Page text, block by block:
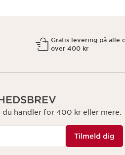
Gratis levering på alle
over 400 kr
handler for 400 kr eller mere.
Tilmeld dig